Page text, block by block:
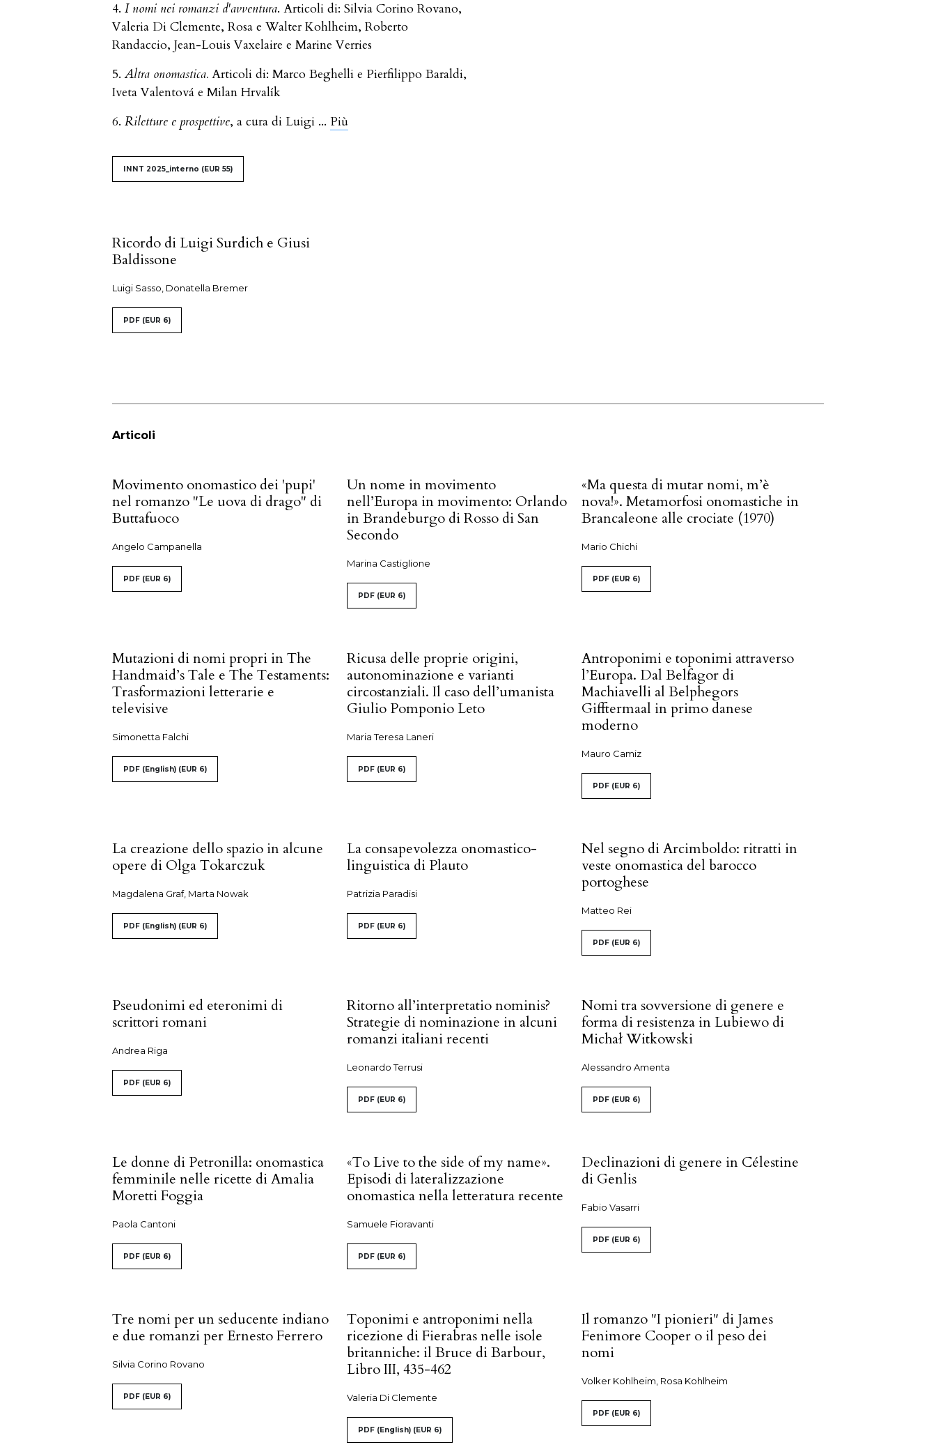
4.I nomi nei romanzi d'avventura. Articoli di: Silvia Corino Rovano,
Valeria Di Clemente, Rosa e Walter Kohlheim, Roberto
Randaccio, Jean-Louis Vaxelaire e Marine Verries
5.Altra onomastica. Articoli di: Marco Beghelli e Pierfilippo Baraldi,
Iveta Valentová e Milan Hrvalík
6.Riletture e prospettive, a cura di Luigi ... Più
##issue.tableOfContents##
INNT 2025_interno (EUR 55)
Ricordo di Luigi Surdich e Giusi
Baldissone
Luigi Sasso, Donatella Bremer
PDF (EUR 6)
Articoli
Movimento onomastico dei 'pupi'
nel romanzo "Le uova di drago" di
Buttafuoco
Angelo Campanella
PDF (EUR 6)
Un nome in movimento
nell’Europa in movimento: Orlando
in Brandeburgo di Rosso di San
Secondo
Marina Castiglione
PDF (EUR 6)
«Ma questa di mutar nomi, m’è
nova!». Metamorfosi onomastiche in
Brancaleone alle crociate (1970)
Mario Chichi
PDF (EUR 6)
Mutazioni di nomi propri in The
Handmaid’s Tale e The Testaments:
Trasformazioni letterarie e
televisive
Simonetta Falchi
PDF (English) (EUR 6)
Ricusa delle proprie origini,
autonominazione e varianti
circostanziali. Il caso dell’umanista
Giulio Pomponio Leto
Maria Teresa Laneri
PDF (EUR 6)
Antroponimi e toponimi attraverso
l’Europa. Dal Belfagor di
Machiavelli al Belphegors
Gifftermaal in primo danese
moderno
Mauro Camiz
PDF (EUR 6)
La creazione dello spazio in alcune
opere di Olga Tokarczuk
Magdalena Graf, Marta Nowak
PDF (English) (EUR 6)
La consapevolezza onomastico-
linguistica di Plauto
Patrizia Paradisi
PDF (EUR 6)
Nel segno di Arcimboldo: ritratti in
veste onomastica del barocco
portoghese
Matteo Rei
PDF (EUR 6)
Pseudonimi ed eteronimi di
scrittori romani
Andrea Riga
PDF (EUR 6)
Ritorno all’interpretatio nominis?
Strategie di nominazione in alcuni
romanzi italiani recenti
Leonardo Terrusi
PDF (EUR 6)
Nomi tra sovversione di genere e
forma di resistenza in Lubiewo di
Michał Witkowski
Alessandro Amenta
PDF (EUR 6)
Le donne di Petronilla: onomastica
femminile nelle ricette di Amalia
Moretti Foggia
Paola Cantoni
PDF (EUR 6)
«To Live to the side of my name».
Episodi di lateralizzazione
onomastica nella letteratura recente
Samuele Fioravanti
PDF (EUR 6)
Declinazioni di genere in Célestine
di Genlis
Fabio Vasarri
PDF (EUR 6)
Tre nomi per un seducente indiano
e due romanzi per Ernesto Ferrero
Silvia Corino Rovano
PDF (EUR 6)
Toponimi e antroponimi nella
ricezione di Fierabras nelle isole
britanniche: il Bruce di Barbour,
Libro III, 435-462
Valeria Di Clemente
PDF (English) (EUR 6)
Il romanzo "I pionieri" di James
Fenimore Cooper o il peso dei
nomi
Volker Kohlheim, Rosa Kohlheim
PDF (EUR 6)